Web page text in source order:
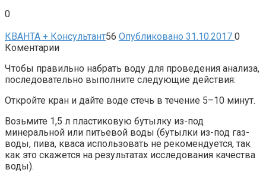
0
КВАНТА + Консультант56 Опубликовано 31.10.2017 0
Коментарии
Чтобы правильно набрать воду для проведения анализа,
последовательно выполните следующие действия:
Откройте кран и дайте воде стечь в течение 5–10 минут.
Возьмите 1,5 л пластиковую бутылку из-под
минеральной или питьевой воды (бутылки из-под газ-
воды, пива, кваса использовать не рекомендуется, так
как это скажется на результатах исследования качества
воды).